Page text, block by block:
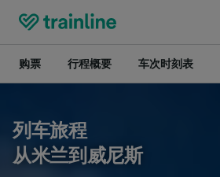
购票 行程概要 车次时刻表
列车旅程
从米兰到威尼斯